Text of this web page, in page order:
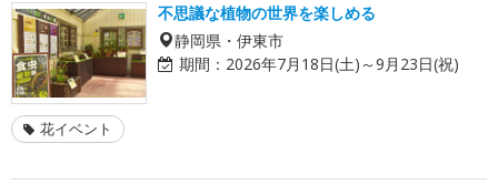
不思議な植物の世界を楽しめる
静岡県・伊東市
期間： 2026年7月18日(土)～9月23日(祝)
花イベント